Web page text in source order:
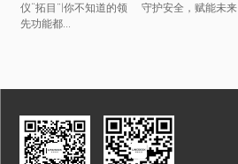
仪“拓目”|你不知道的领
先功能都...
守护安全，赋能未来